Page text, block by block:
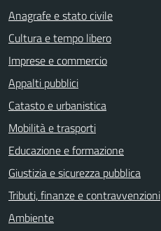
Anagrafe e stato civile
Cultura e tempo libero
Imprese e commercio
Appalti pubblici
Catasto e urbanistica
Mobilità e trasporti
Educazione e formazione
Giustizia e sicurezza pubblica
Tributi, finanze e contravvenzioni
Ambiente